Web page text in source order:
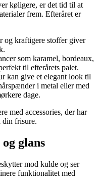
køligere, er det tid til at
frem. Efteråret er
og kraftigere stoffer giver
som karamel, bordeaux,
til efterårets palet.
kan give et elegant look til
i metal eller med
dage.
med accessories, der har
din frisure.
glans
mod kulde og ser
funktionalitet med